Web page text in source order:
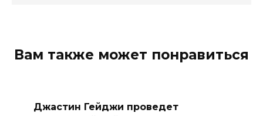
Вам также может понравиться
Джастин Гейджи проведет